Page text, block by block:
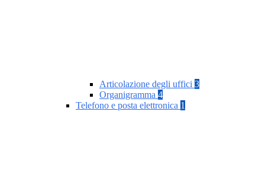
Articolazione degli uffici 3
Organigramma 4
Telefono e posta elettronica 1